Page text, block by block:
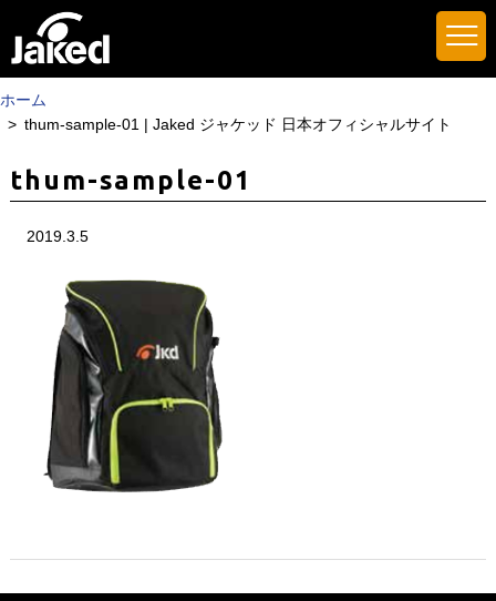
ホーム
thum-sample-01 | Jaked ジャケッド 日本オフィシャルサイト
thum-sample-01
2019.3.5